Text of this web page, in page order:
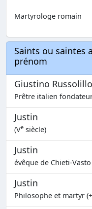
Martyrologe romain
Saints ou saintes
prénom
Giustino Russolillo
Prêtre italien
Justin
(Ve siècle)
Justin
évêque de Chieti-
Justin
Philosophe et martyr